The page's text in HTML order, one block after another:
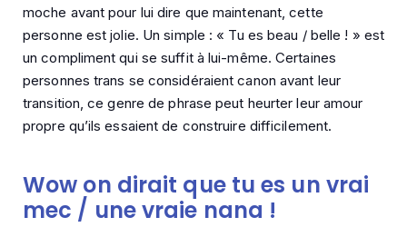
moche avant pour lui dire que maintenant, cette
personne est jolie. Un simple : « Tu es beau / belle ! » est
un compliment qui se suffit à lui-même. Certaines
personnes trans se considéraient canon avant leur
transition, ce genre de phrase peut heurter leur amour
propre qu’ils essaient de construire difficilement.
Wow on dirait que tu es un vrai
mec / une vraie nana !